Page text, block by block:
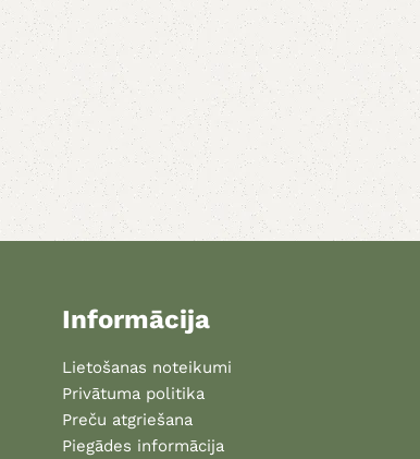
Informācija
Lietošanas noteikumi
Privātuma politika
Preču atgriešana
Piegādes informācija